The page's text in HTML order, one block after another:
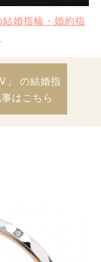
婚指輪・婚約指
」 の結婚指
はこちら